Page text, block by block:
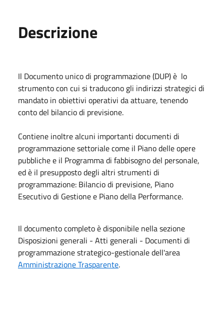
Descrizione
Il Documento unico di programmazione (DUP) è lo
strumento con cui si traducono gli indirizzi strategici di
mandato in obiettivi operativi da attuare, tenendo
conto del bilancio di previsione.
Contiene inoltre alcuni importanti documenti di
programmazione settoriale come il Piano delle opere
pubbliche e il Programma di fabbisogno del personale,
ed è il presupposto degli altri strumenti di
programmazione: Bilancio di previsione, Piano
Esecutivo di Gestione e Piano della Performance.
Il documento completo è disponibile nella sezione
Disposizioni generali - Atti generali - Documenti di
programmazione strategico-gestionale dell'area
Amministrazione Trasparente.